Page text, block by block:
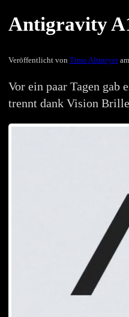
Antigravity
Veröffentlicht von Timo Altmeyer
Vor ein paar Tagen
trennt dank Vision